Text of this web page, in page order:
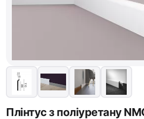
Плінтус з поліуретану